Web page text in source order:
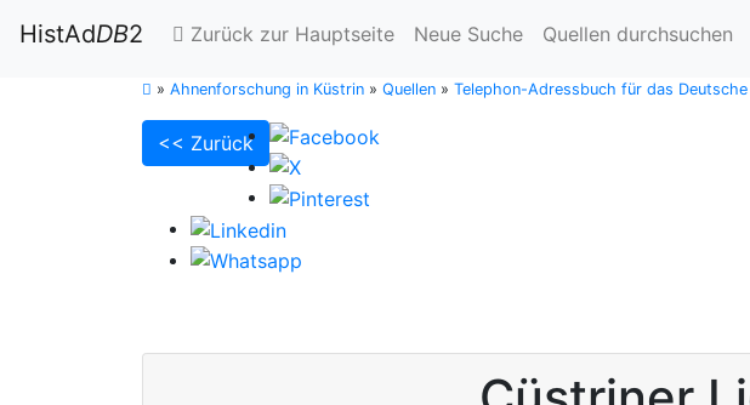
HistAdDB2 Zurück zur Hauptseite Neue Suche Quellen durchsuchen
» Ahnenforschung in Küstrin » Quellen » Telephon-Adressbuch für das
<< Zurück